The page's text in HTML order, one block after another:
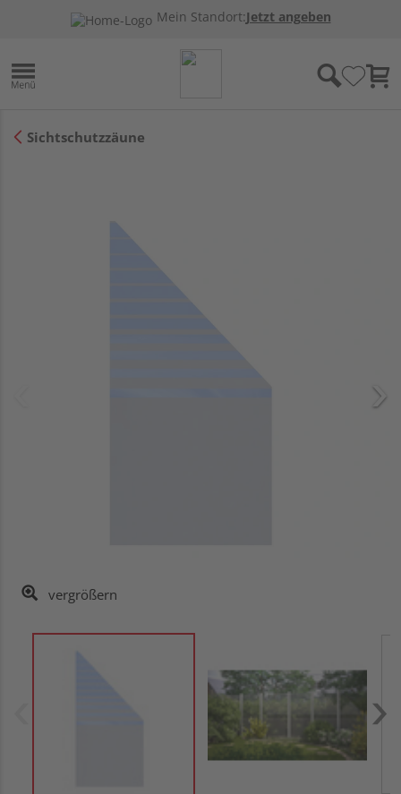
Mein Standort:Jetzt angeben
Sichtschutzzäune
vergrößern